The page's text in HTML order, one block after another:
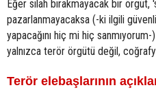
Eğer silah bırakmayacak bir örgüt,
pazarlanmayacaksa (-ki ilgili
yapacağını hiç mi hiç
yalnızca terör örgütü değil,
Terör elebaşlarının